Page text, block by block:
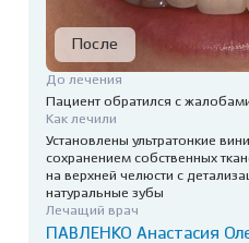
До лечения
Пациент обратился с
Как лечили
Установлены ультратонкие
сохранением собственных
на верхней челюсти с
натуральные зубы
Лечащий врач
ПАВЛЕНКО Анастасия